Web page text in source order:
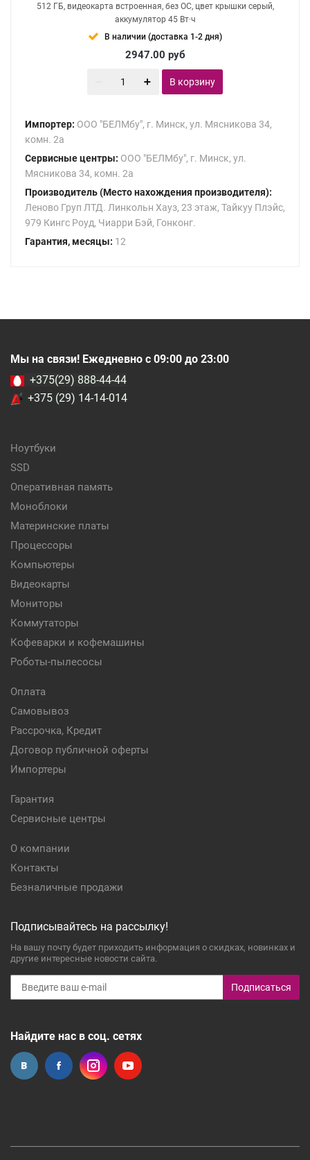
512 ГБ, видеокарта встроенная, без ОС, цвет крышки серый,
аккумулятор 45 Вт·ч
В наличии (доставка 1-2 дня)
2947.00 руб
В корзину
Импортер: ООО "БЕЛМбу", г. Минск, ул. Мясникова 34,
комн. 2а
Сервисные центры: ООО "БЕЛМбу", г. Минск, ул.
Мясникова 34, комн. 2а
Производитель (Место нахождения производителя):
Леново Груп ЛТД. Линкольн Хауз, 23 этаж, Тайкуу Плэйс,
979 Кингс Роуд, Чиарри Бэй, Гонконг.
Гарантия, месяцы: 12
Мы на связи! Ежедневно с 09:00 до 23:00
+375(29) 888-44-44
+375 (29) 14-14-014
Ноутбуки
SSD
Оперативная память
Моноблоки
Материнские платы
Процессоры
Компьютеры
Видеокарты
Мониторы
Коммутаторы
Кофеварки и кофемашины
Роботы-пылесосы
Оплата
Самовывоз
Рассрочка, Кредит
Договор публичной оферты
Импортеры
Гарантия
Сервисные центры
О компании
Контакты
Безналичные продажи
Подписывайтесь на рассылку!
На вашу почту будет приходить информация о скидках, новинках и
другие интересные новости сайта.
Подписаться
Найдите нас в соц. сетях